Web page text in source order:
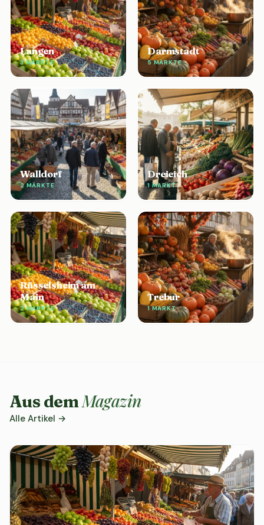
Langen
3 MÄRKTE
Darmstadt
5 MÄRKTE
Walldorf
2 MÄRKTE
Dreieich
1 MARKT
Rüsselsheim am
Main
2 MÄRKTE
Trebur
1 MARKT
Aus demMagazin
Alle Artikel →